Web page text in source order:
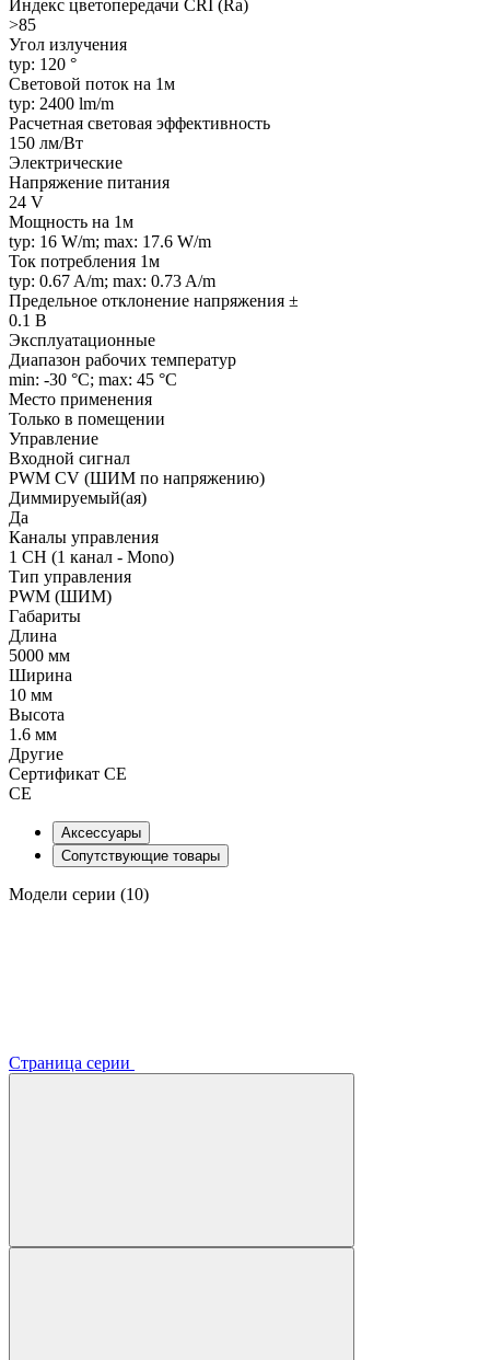
Индекс цветопередачи CRI (Ra)
>85
Угол излучения
typ: 120 °
Световой поток на 1м
typ: 2400 lm/m
Расчетная световая эффективность
150 лм/Вт
Электрические
Напряжение питания
24 V
Мощность на 1м
typ: 16 W/m; max: 17.6 W/m
Ток потребления 1м
typ: 0.67 A/m; max: 0.73 A/m
Предельное отклонение напряжения ±
0.1 В
Эксплуатационные
Диапазон рабочих температур
min: -30 °C; max: 45 °C
Место применения
Только в помещении
Управление
Входной сигнал
PWM СV (ШИМ по напряжению)
Диммируемый(ая)
Да
Каналы управления
1 CH (1 канал - Mono)
Тип управления
PWM (ШИМ)
Габариты
Длина
5000 мм
Ширина
10 мм
Высота
1.6 мм
Другие
Сертификат CE
CE
Аксессуары
Сопутствующие товары
Модели серии (10)
Страница серии